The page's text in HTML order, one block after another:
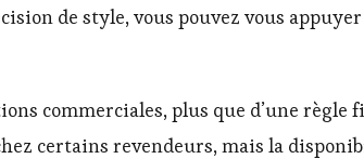
de style, vous pouvez vous
commerciales, plus que d’une règle
certains revendeurs, mais la